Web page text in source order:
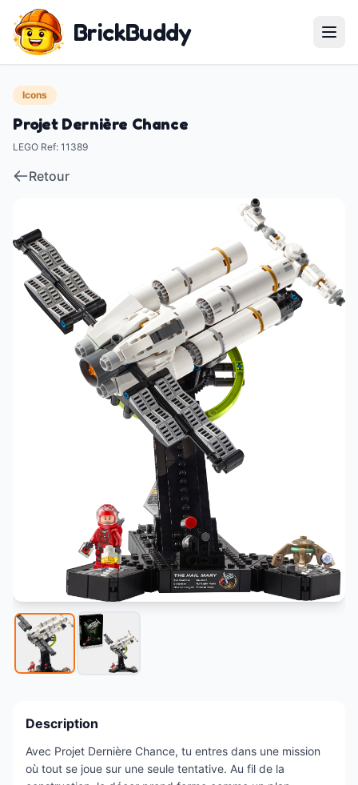
BrickBuddy
Icons
Projet Dernière Chance
LEGO Ref: 11389
Retour
Description
Avec Projet Dernière Chance, tu entres dans une mission
où tout se joue sur une seule tentative. Au fil de la